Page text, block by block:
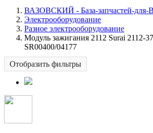
ВАЗОВСКИЙ - База-запчастей-
Электрооборудование
Разное электрооборудование
Модуль зажигания 2112 Surai 2112-
SR00400/04177
Отобразить фильтры